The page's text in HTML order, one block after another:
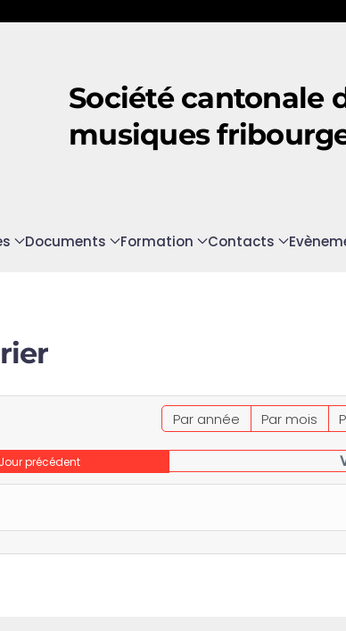
principal
Société cantonale
musiques
Documents Formation Contacts
Par année Par mois
Jour précédent